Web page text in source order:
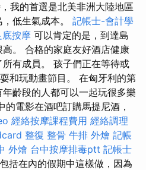
我的首選是北美非洲大陸地區
低生氣成本。 記帳士-會計學
底按摩 可以肯定的是，到達島
。 合格的家庭友好酒店健康
有成員。 孩子們正在等待或
和玩動畫節目。 在匈牙利的第
齡段的人都可以一起玩很多樂
電影在酒吧訂購馬提尼酒，
經絡按摩課程費用 經絡調理
整復 整骨 牛排 外燴 記帳
外燴 台中按摩排毒ptt 記帳士
括在內的假期中這樣做，因為